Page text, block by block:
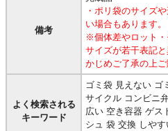
備考
・ポリ袋のサイズ
い場合もあります。
※個体差やロット
サイズが若干表記
かじめご了承の上ご
よく検索される
キーワード
ゴミ袋 見えない ゴ
サイクル コンビニ
広い 空き容器 ゲス
シュ 袋 交換 しや